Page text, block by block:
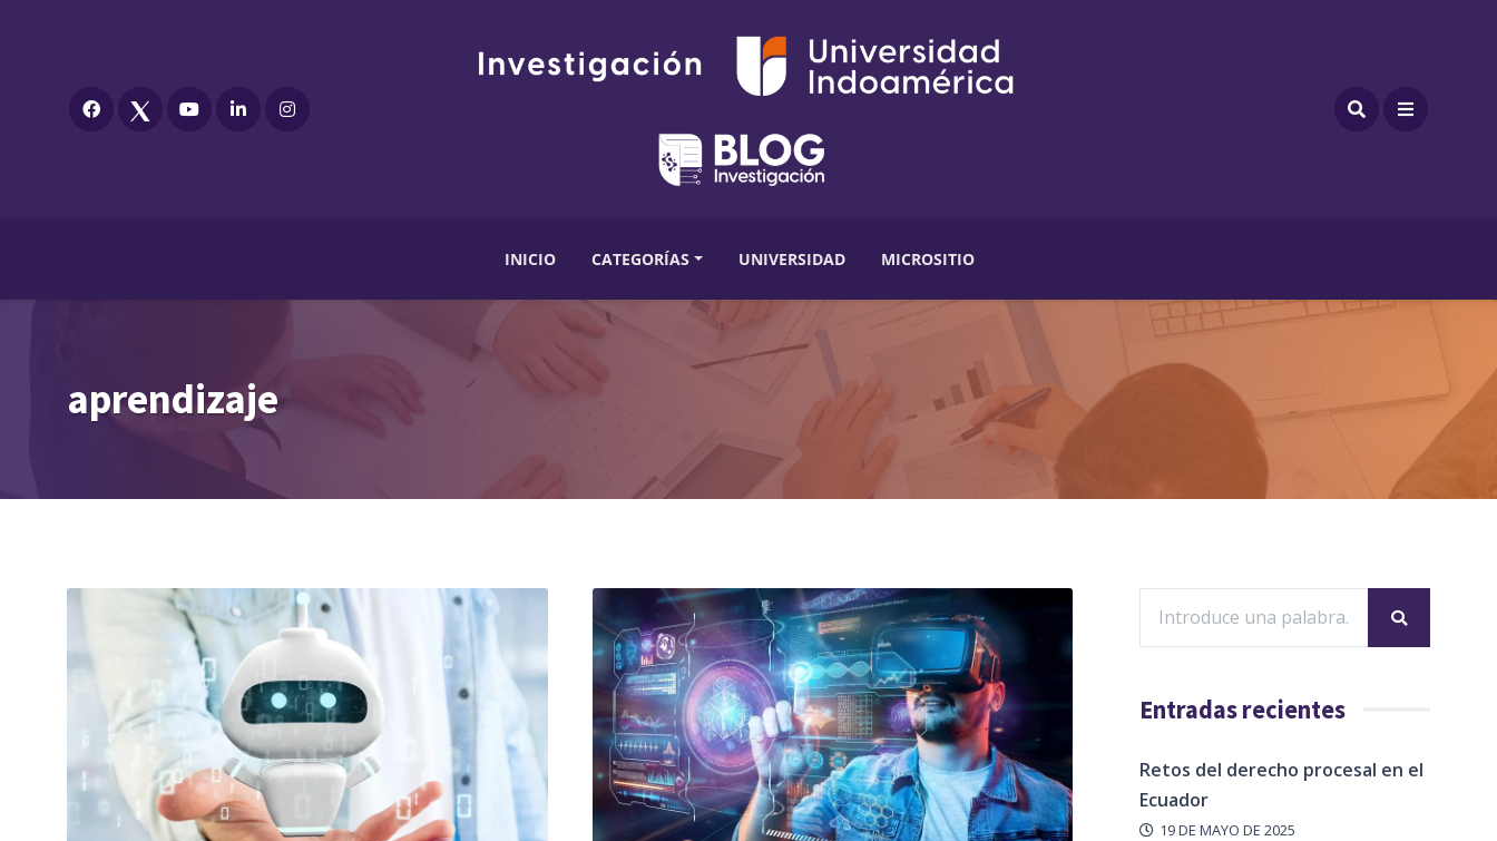
INICIO CATEGORÍAS UNIVERSIDAD MICROSITIO
aprendizaje
Entradas recientes
Retos del derecho procesal en el
Ecuador
19 DE MAYO DE 2025